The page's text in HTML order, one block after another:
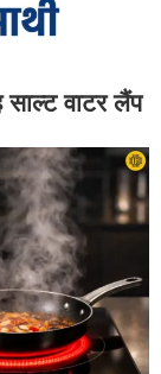
वाटर लैंप